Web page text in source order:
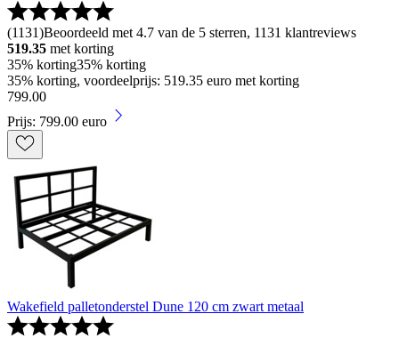
(1131)Beoordeeld met 4.7 van de 5 sterren, 1131 klantreviews
519.35 met korting
35% korting35% korting
35% korting, voordeelprijs: 519.35 euro met korting
799.00
Prijs: 799.00 euro
Wakefield palletonderstel Dune 120 cm zwart metaal